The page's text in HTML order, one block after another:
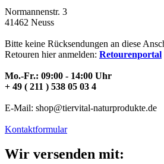
Normannenstr. 3
41462 Neuss
Bitte keine Rücksendungen an diese
Retouren hier anmelden: Retourenportal
Mo.-Fr.: 09:00 - 14:00 Uhr
+ 49 ( 211 ) 538 05 03 4
E-Mail: shop@tiervital-naturprodukte.de
Kontaktformular
Wir versenden mit: